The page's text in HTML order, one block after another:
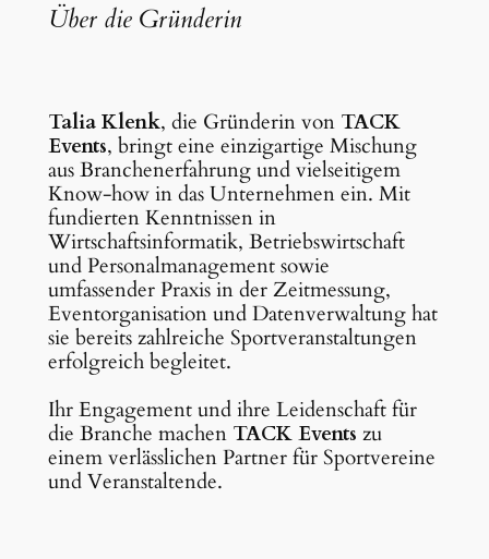
Über die Gründerin
Talia Klenk, die Gründerin von TACK
Events, bringt eine einzigartige Mischung
aus Branchenerfahrung und vielseitigem
Know-how in das Unternehmen ein. Mit
fundierten Kenntnissen in
Wirtschaftsinformatik, Betriebswirtschaft
und Personalmanagement sowie
umfassender Praxis in der Zeitmessung,
Eventorganisation und Datenverwaltung hat
sie bereits zahlreiche Sportveranstaltungen
erfolgreich begleitet.
Ihr Engagement und ihre Leidenschaft für
die Branche machen TACK Events zu
einem verlässlichen Partner für Sportvereine
und Veranstaltende.